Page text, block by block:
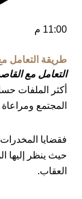
11:00 م
طريقة التعامل
التعامل مع
أكثر الملفات
المجتمع
فقضايا
حيث ينظر إليها
العقاب.